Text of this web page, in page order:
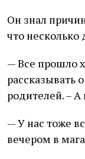
Он знал
что несколько
— Все прошло
рассказывать
родителей. –
— У нас тоже
вечером в